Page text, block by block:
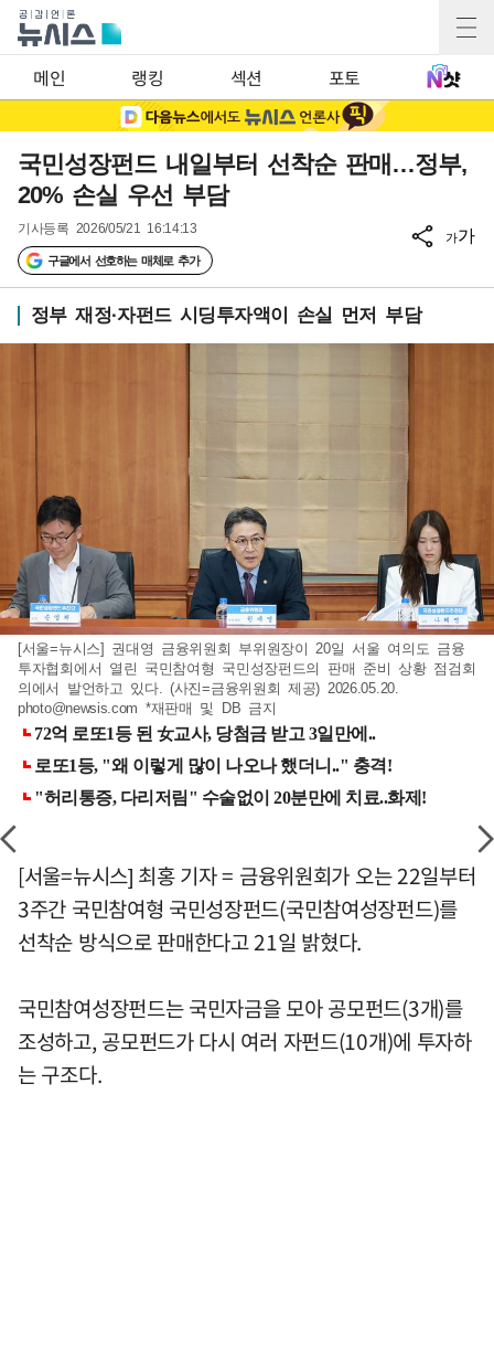
메인 랭킹 섹션 포토
국민성장펀드 내일부터 선착순 판매…정부,
20% 손실 우선 부담
기사등록 2026/05/21 16:14:13
구글에서 선호하는 매체로 추가
가가
정부 재정·자펀드 시딩투자액이 손실 먼저 부담
[서울=뉴시스] 권대영 금융위원회 부위원장이 20일 서울 여의도 금융
투자협회에서 열린 국민참여형 국민성장펀드의 판매 준비 상황 점검회
의에서 발언하고 있다. (사진=금융위원회 제공) 2026.05.20.
photo@newsis.com *재판매 및 DB 금지
[서울=뉴시스] 최홍 기자 = 금융위원회가 오는 22일부터
3주간 국민참여형 국민성장펀드(국민참여성장펀드)를
선착순 방식으로 판매한다고 21일 밝혔다.
국민참여성장펀드는 국민자금을 모아 공모펀드(3개)를
조성하고, 공모펀드가 다시 여러 자펀드(10개)에 투자하
는 구조다.